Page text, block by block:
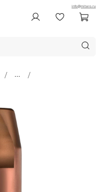
info@mitaro.ru
...